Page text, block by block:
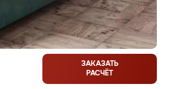
ЗАКАЗАТЬ
РАСЧЁТ